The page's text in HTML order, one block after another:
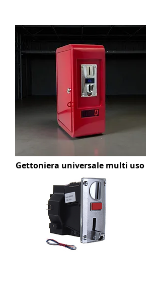
Gettoniera universale multi uso
€ 275